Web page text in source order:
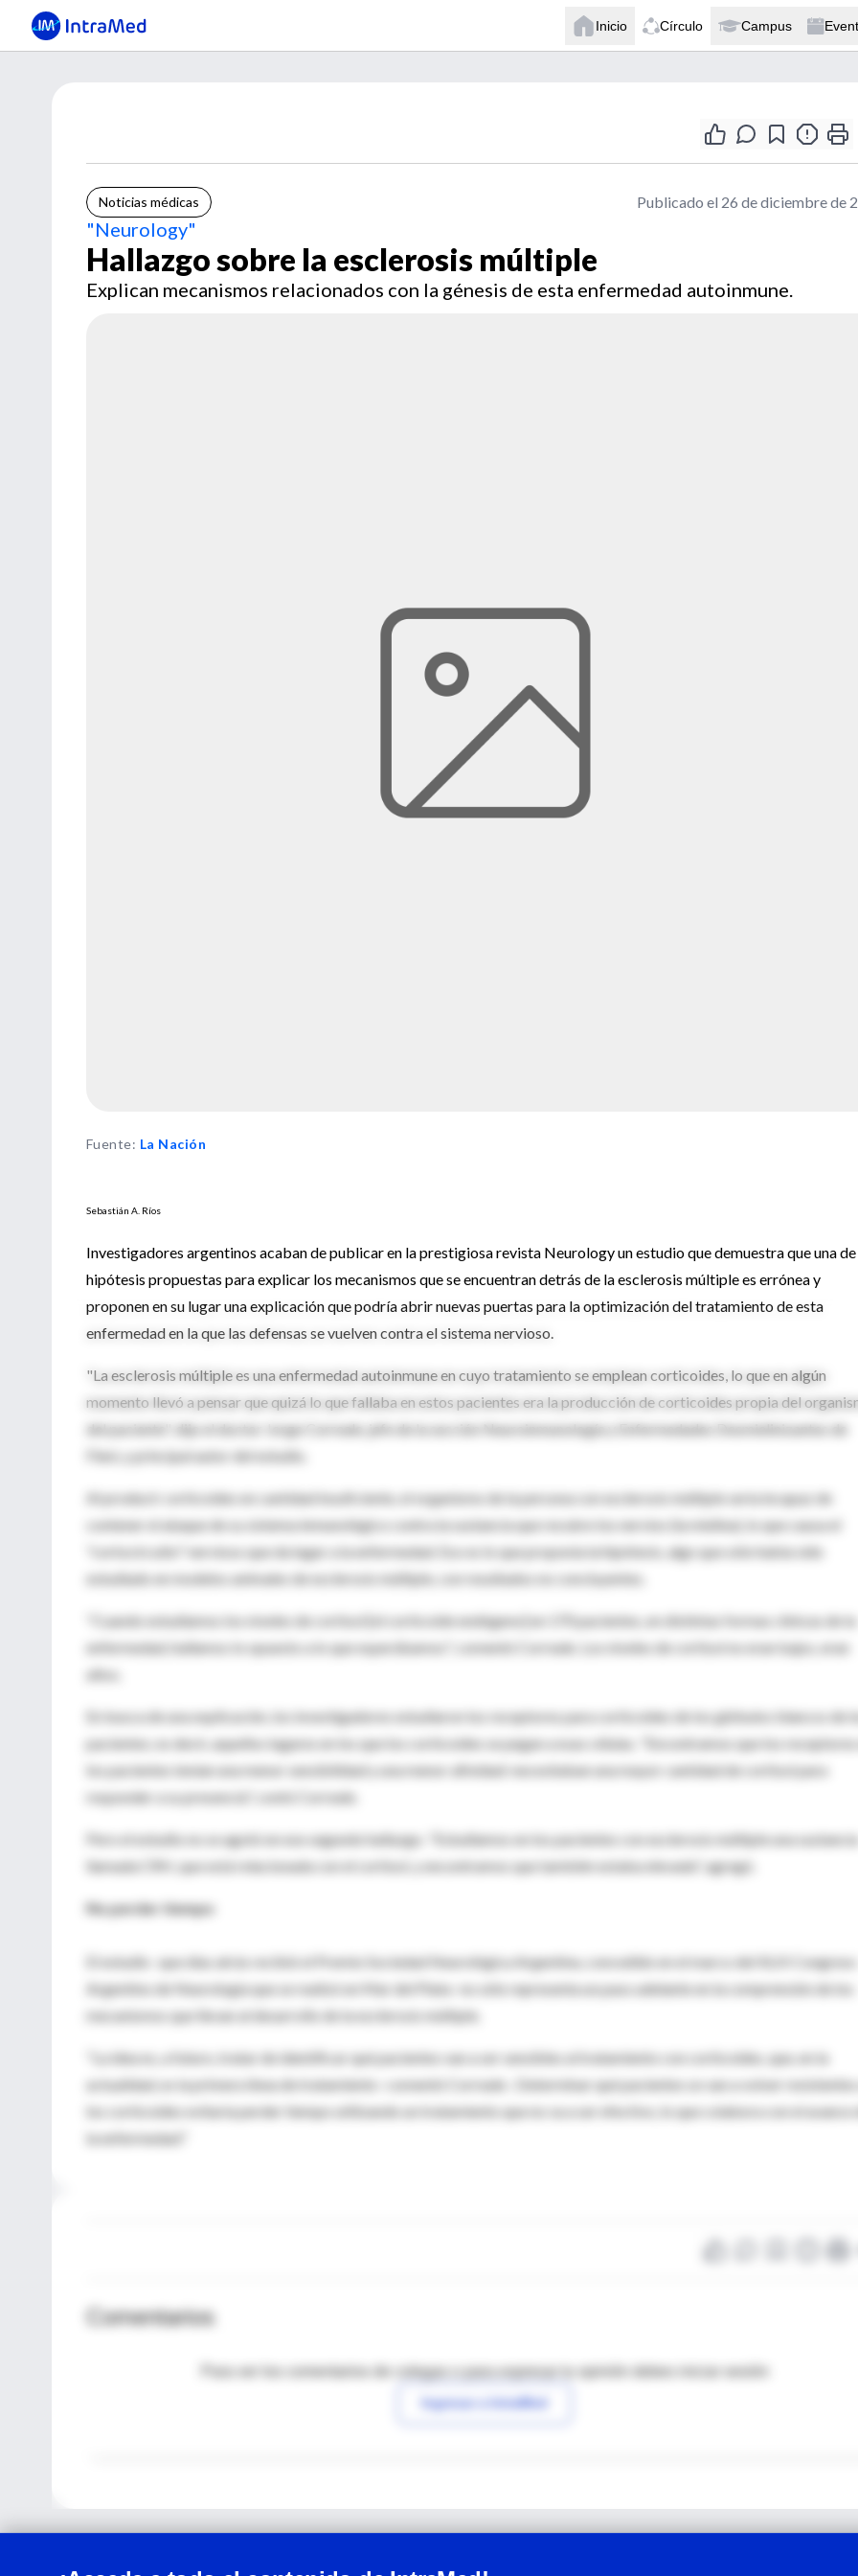
Inicio Círculo Campus
Noticias médicas Publicado el 26 de diciembre de
"Neurology"
Hallazgo sobre la esclerosis múltiple
Explican mecanismos relacionados con la génesis de esta enfermedad autoinmune.
Fuente: La Nación
Sebastián A. Ríos
Investigadores argentinos acaban de publicar en la prestigiosa revista Neurology un estudio que demuestra que una de
hipótesis propuestas para explicar los mecanismos que se encuentran detrás de la esclerosis múltiple es errónea y
proponen en su lugar una explicación que podría abrir nuevas puertas para la optimización del tratamiento de esta
enfermedad en la que las defensas se vuelven contra el sistema nervioso.
"La esclerosis múltiple es una enfermedad autoinmune en cuyo tratamiento se emplean corticoides, lo que en algún
momento llevó a pensar que quizá lo que fallaba en estos pacientes era la producción de corticoides propia del
del paciente", dijo el doctor Jorge Correale, jefe de la sección Neuroinmunología y Enfermedades Desmielinizantes de
Fleni, y principal autor del estudio.
Al producir corticoides en cantidad insuficiente, el organismo de la persona con esclerosis múltiple sería incapaz de
contener el ataque de su sistema inmunológico contra la sustancia que recubre los nervios (la mielina), lo que causa el
"cortocircuito" nervioso que da lugar a la enfermedad. Eso es lo que proponía la hipótesis, algo que sólo había sido
estudiado en modelos animales de esclerosis múltiple, con resultados no concluyentes.
"Cuando estudiamos los niveles de cortisol [el corticoide endógeno] en 170 pacientes, en distintas formas clínicas de la
enfermedad, hallamos lo opuesto a lo que esperábamos", comentó Correale. Los niveles de cortisol no eran bajos, eran
altos.
En busca de una explicación, los investigadores estudiaron los receptores para corticoides de los glóbulos blancos de
pacientes; es decir, aquellos lugares en los que los corticoides se pegan a esas células. "Encontramos que los
los pacientes tenían una menor sensibilidad y una menor afinidad: necesitaban una mayor cantidad de cortisol para
responder a su presencia", contó Correale.
Pero el estudio no se agotó en ese segundo hallazgo. "Estudiamos en los pacientes con esclerosis múltiple una sustancia
llamada CRH, que está relacionada con el cortisol, y encontramos que también estaba elevada", agregó.
No perder tiempo
El estudio -que días atrás recibió el Premio Sociedad Neurológica Argentina, concedido en el marco del XLIII Congreso
Argentino de Neurología que se realizó en Mar del Plata- no sólo representa un paso adelante en la comprensión de los
mecanismos que llevan al desarrollo de la esclerosis múltiple.
"La idea es, a futuro, tratar de identificar qué pacientes van a ser sensibles al tratamiento con corticoides, que, en la
actualidad, es la primera línea de tratamiento -comentó Correale-. Determinar qué pacientes se van a volver
los corticoides evitaría perder tiempo utilizando un tratamiento que no va a ser efectivo, lo que colabora con el avance
la enfermedad."
Comentarios
Para ver los comentarios de colegas o para expresar tu opinión debes iniciar sesión
Ingresar a IntraMed